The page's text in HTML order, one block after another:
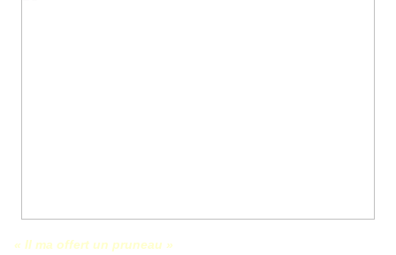
« Il ma offert un pruneau »